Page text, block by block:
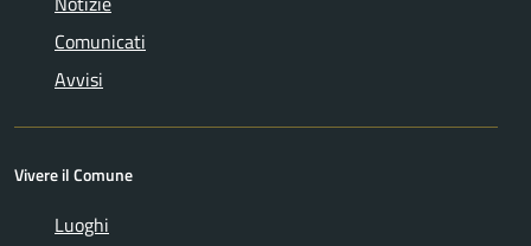
Comunicati
Avvisi
Vivere il Comune
Luoghi